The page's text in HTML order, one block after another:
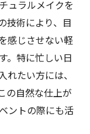
ュラルメイクを
技術により、目
感じさせない軽
。特に忙しい日
たい方には、
の自然な仕上が
ントの際にも活